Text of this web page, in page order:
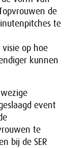
de
te
op hoe
kunnen
event
te
bij de SER